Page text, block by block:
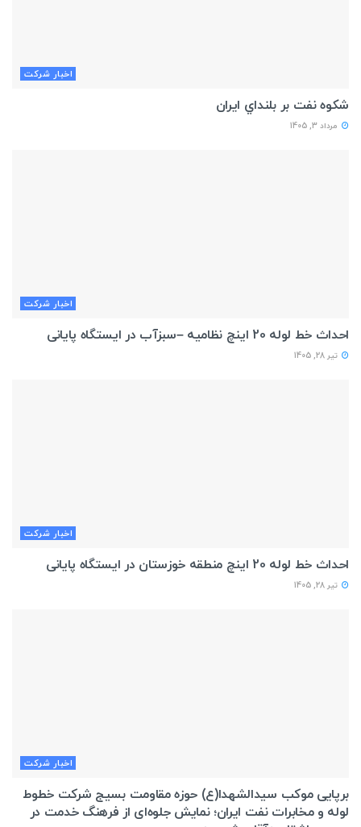
اخبار شركت
شكوه نفت بر بلنداي ايران
مرداد 3, 1405
اخبار شركت
احداث خط لوله 20 اینچ نظامیه –سبزآب در ایستگاه پایانی
تیر 28, 1405
اخبار شركت
احداث خط لوله 20 اینچ منطقه خوزستان در ایستگاه پایانی
تیر 28, 1405
اخبار شركت
برپایی موکب سیدالشهدا(ع) حوزه مقاومت بسیج شرکت خطوط
لوله و مخابرات نفت ایران؛ نمایش جلوه‌ای از فرهنگ خدمت در